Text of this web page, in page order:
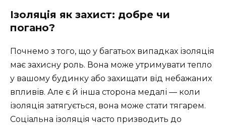
Ізоляція як захист: добре чи
погано?
Почнемо з того, що у багатьох випадках ізоляція
має захисну роль. Вона може утримувати тепло
у вашому будинку або захищати від небажаних
впливів. Але є й інша сторона медалі — коли
ізоляція затягується, вона може стати тягарем.
Соціальна ізоляція часто призводить до